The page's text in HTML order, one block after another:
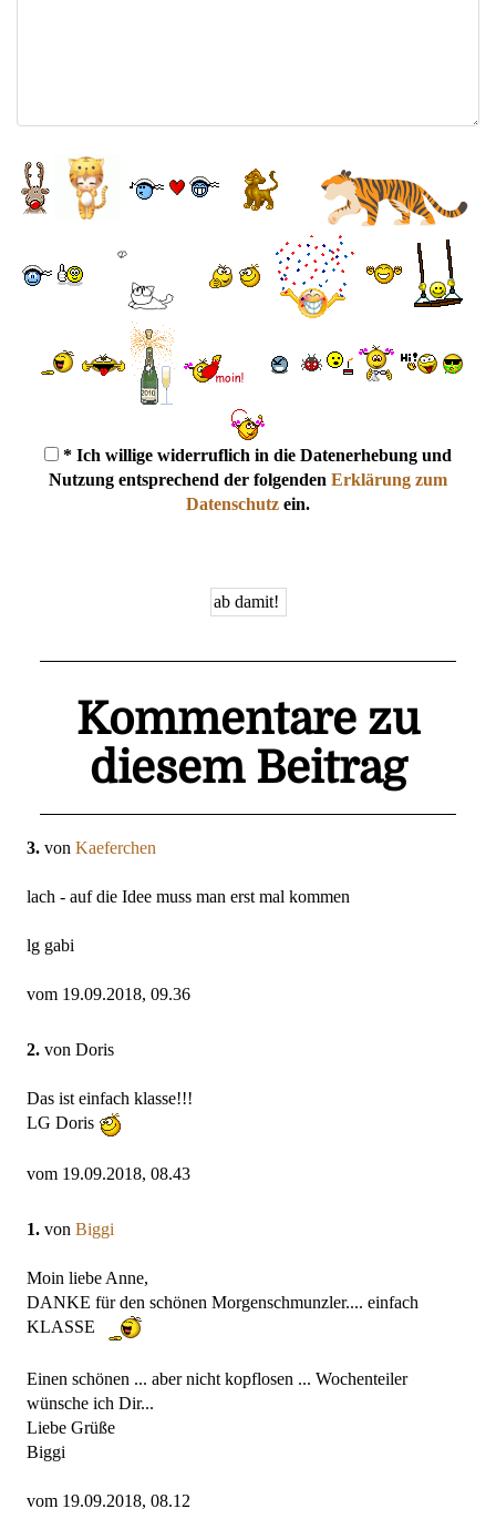
* Ich willige widerruflich in die Datenerhebung und
Nutzung entsprechend der folgenden Erklärung zum
Datenschutz ein.
Kommentare zu
diesem Beitrag
3. von Kaeferchen
lach - auf die Idee muss man erst mal kommen
lg gabi
vom 19.09.2018, 09.36
2. von Doris
Das ist einfach klasse!!!
LG Doris
vom 19.09.2018, 08.43
1. von Biggi
Moin liebe Anne,
DANKE für den schönen Morgenschmunzler.... einfach
KLASSE
Einen schönen ... aber nicht kopflosen ... Wochenteiler
wünsche ich Dir...
Liebe Grüße
Biggi
vom 19.09.2018, 08.12